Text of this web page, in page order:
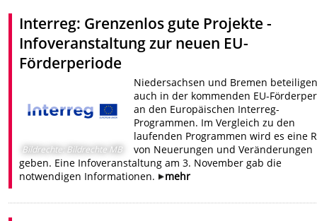
Interreg: Grenzenlos gute Projekte -
Infoveranstaltung zur neuen EU-
Förderperiode
Bildrechte: Bildrechte MB
Niedersachsen und Bremen
auch in der kommenden EU-
an den Europäischen Interreg-
Programmen. Im Vergleich zu den
laufenden Programmen wird es eine
von Neuerungen und Veränderungen
geben. Eine Infoveranstaltung am 3. November gab die
notwendigen Informationen.
mehr